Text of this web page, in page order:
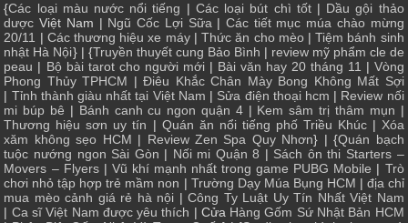
{Các loại màu nước nổi tiếng | Các loại bút chì tốt| Dầu gội thảo
dược Việt Nam | Ngũ Cốc Lợi Sữa | Các tiết mục múa chào mừng
20/11 | Các thương hiệu xe máy|Thức ăn cho mèo|Tiệm bánh sinh
nhật Hà Nội} | {Truyền thuyết cung Bảo Bình | review mỹ phẩm cle de
peau | Bộ bài tarot cho người mới| Bài văn hay 20 tháng 11 | Vòng
Phong Thủy TPHCM |Điêu Khắc Chân Mày Bong Không Mất Sợi
| Tỉnh thành giàu nhất tại Việt Nam | Sửa điện thoại hcm | Review nối
mi búp bê | Bánh canh cu ngon quận 4| Kem sâm trị thâm mụn |
Thương hiệu sơn uy tín | Quán ăn nổi tiếng phố Triều Khúc| Xóa
xăm không sẹo HCM | Review Zen Spa Quy Nhơn} | {Quán bạch
tuộc nướng ngon Sài Gòn | Nối mi Quận 8 | Sách ôn thi Starters –
Movers – Flyers| Vũ khí mạnh nhất trong game PUBG Mobile | Trò
chơi nhỏ tập hợp trẻ mầm non | Trường Dạy Múa Bụng HCM | địa chỉ
mua mèo cảnh giá rẻ hà nội |Công Ty Luật Uy Tín Nhất Việt Nam
| Ca sĩ Việt Nam được yêu thích | Cửa Hàng Gốm Sứ Nhật Bản HCM